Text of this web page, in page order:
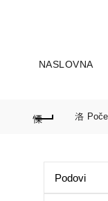
NASLOVNA
Podovi